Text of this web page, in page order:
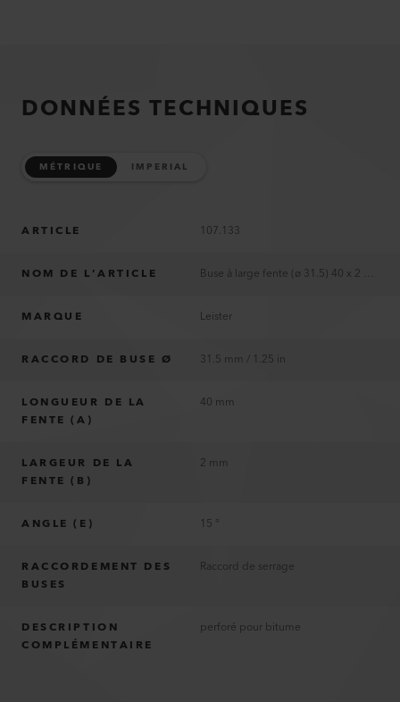
DONNÉES TECHNIQUES
MÉTRIQUE IMPERIAL
ARTICLE 107.133
NOM DE L’ARTICLE
MARQUE Leister
RACCORD DE BUSE Ø 31.5 mm / 1.25 in
LONGUEUR DE LA
FENTE (A)
40 mm
LARGEUR DE LA
FENTE (B)
2 mm
ANGLE (E) 15 °
RACCORDEMENT DES
BUSES
Raccord de serrage
DESCRIPTION
COMPLÉMENTAIRE
perforé pour bitume